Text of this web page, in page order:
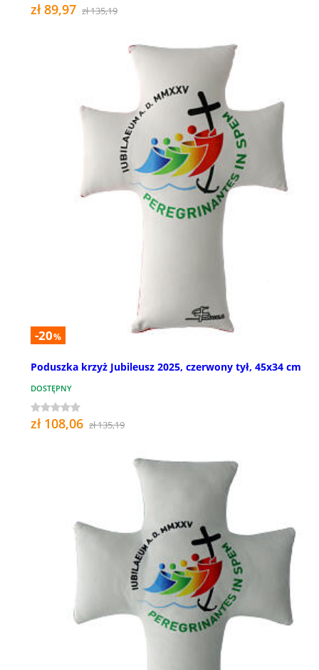
zł 89,97 zł 135,19
-20%
Poduszka krzyż Jubileusz 2025, czerwony tył, 45x34 cm
DOSTĘPNY
zł 108,06 zł 135,19